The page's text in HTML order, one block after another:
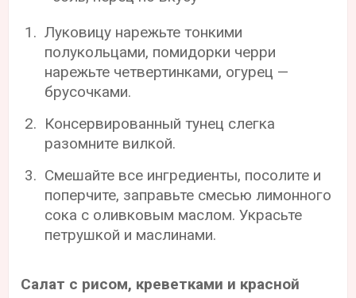
Луковицу нарежьте тонкими
полукольцами, помидорки черри
нарежьте четвертинками, огурец —
брусочками.
Консервированный тунец слегка
разомните вилкой.
Смешайте все ингредиенты, посолите и
поперчите, заправьте смесью лимонного
сока с оливковым маслом. Украсьте
петрушкой и маслинами.
Салат с рисом, креветками и красной